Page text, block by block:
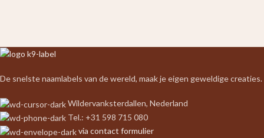
De snelste naamlabels van de wereld, maak je eigen geweldige creaties.
Wildervanksterdallen, Nederland
Tel.: +31 598 715 080
via contact formulier